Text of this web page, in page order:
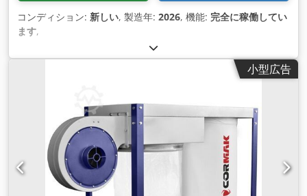
コンディション: 新しい, 製造年: 2026, 機能: 完全に稼働してい
ます,
小型広告